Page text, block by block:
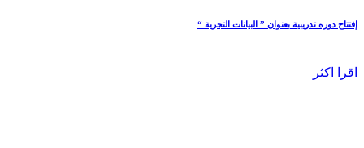
إفتتاح دوره تدريبية بعنوان ” البيانات التجرية “
اقرا اكثر